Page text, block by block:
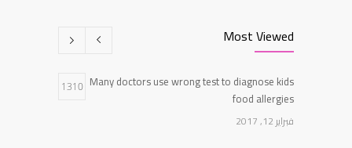
فبراير 26, 2016
Can breakfast help keep us thin? Nutrition
science is tricky
5
يناير 5, 2017
Most Viewed
Many doctors use wrong test to diagnose kids
food allergies
1310
فبراير 12, 2017